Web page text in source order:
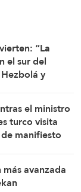
“La
el sur del
y
el ministro
turco visita
manifiesto
avanzada